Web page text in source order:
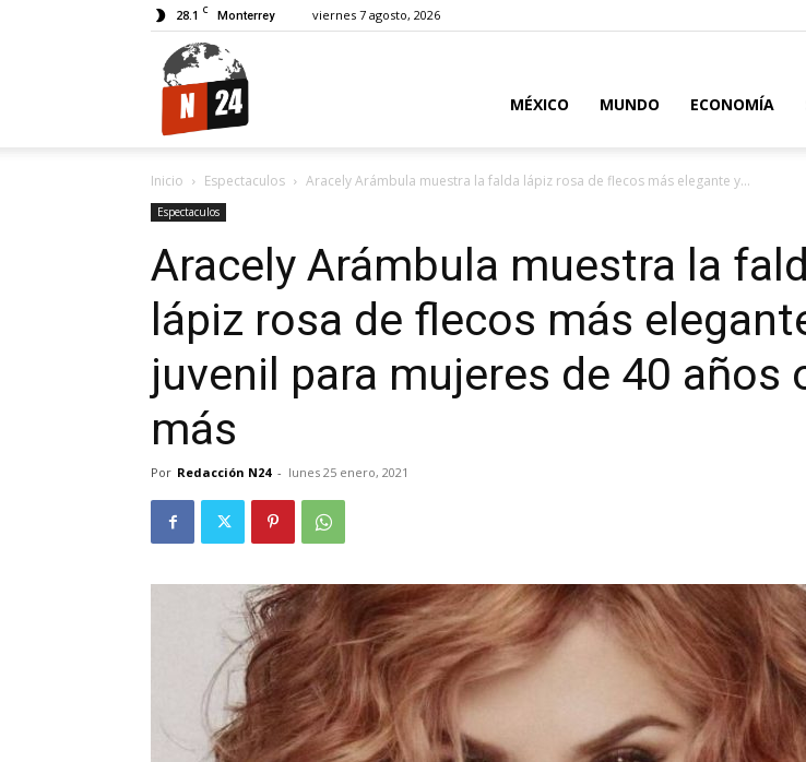
28.1 C Monterrey viernes 7 agosto, 2026
MÉXICO MUNDO ECONOMÍA
Inicio Espectaculos Aracely Arámbula muestra la falda lápiz rosa de flecos más elegante y...
Espectaculos
Aracely Arámbula muestra la
lápiz rosa de flecos más
juvenil para mujeres de 40 años
más
Por Redacción N24 - lunes 25 enero, 2021